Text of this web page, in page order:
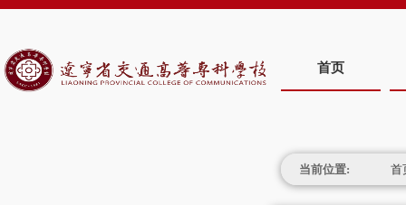
首页
当前位置: 首